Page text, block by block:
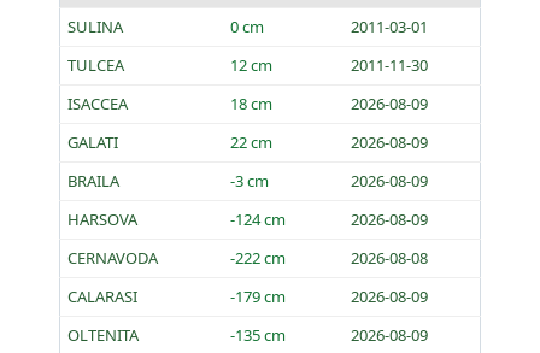
SULINA
0 cm
2011-03-01
TULCEA
12 cm
2011-11-30
ISACCEA
18 cm
2026-08-09
GALATI
22 cm
2026-08-09
BRAILA
-3 cm
2026-08-09
HARSOVA
-124 cm
2026-08-09
CERNAVODA
-222 cm
2026-08-08
CALARASI
-179 cm
2026-08-09
OLTENITA
-135 cm
2026-08-09